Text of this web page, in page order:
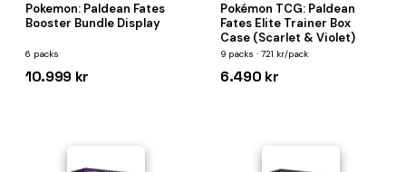
Pokemon: Paldean Fates
Booster Bundle Display
6 packs
10.999 kr
Pokémon TCG: Paldean
Fates Elite Trainer Box
Case (Scarlet & Violet)
9 packs · 721 kr/pack
6.490 kr